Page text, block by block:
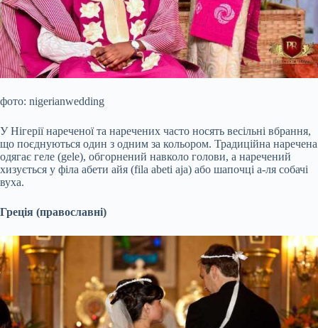
фото: nigerianwedding
У Нігерії нареченої та наречених часто носять весільні вбрання,
що поєднуються один з одним за кольором. Традиційна наречена
одягає геле (gele), обгорнений навколо голови, а наречений
хизується у філа абети айя (fila abeti aja) або шапочці а-ля собачі
вуха.
Греція (православні)